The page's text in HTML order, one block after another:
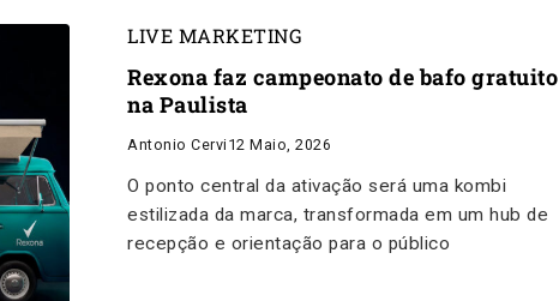
LIVE MARKETING
Rexona faz campeonato de bafo gratuito
na Paulista
Antonio Cervi 12 Maio, 2026
O ponto central da ativação será uma kombi
estilizada da marca, transformada em um hub de
recepção e orientação para o público